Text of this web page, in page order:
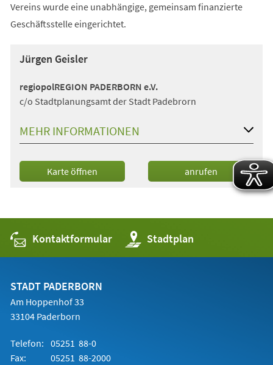
Vereins wurde eine unabhängige, gemeinsam finanzierte
Geschäftsstelle eingerichtet.
Jürgen Geisler
regiopolREGION PADERBORN e.V.
c/o Stadtplanungsamt der Stadt Padebrorn
MEHR INFORMATIONEN
Karte öffnen
(Öffnet
in
anrufen
Kontaktformular Stadtplan
(Öffnet
in
einem
STADT PADERBORN
Am Hoppenhof 33
33104 Paderborn
Telefon: 05251 88-0
Fax:
05251 88-2000